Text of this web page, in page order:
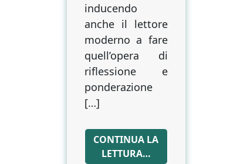
inducendo
anche il lettore
moderno a fare
quell’opera di
riflessione e
ponderazione
[…]
CONTINUA LA
LETTURA…